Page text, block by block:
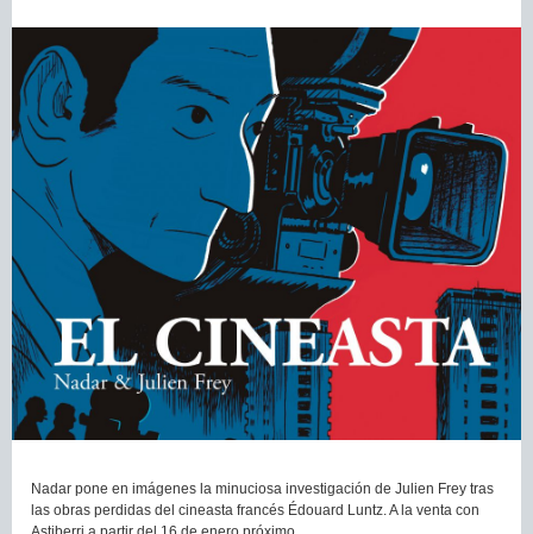
Nadar pone en imágenes la minuciosa investigación de Julien Frey tras
las obras perdidas del cineasta francés Édouard Luntz. A la venta con